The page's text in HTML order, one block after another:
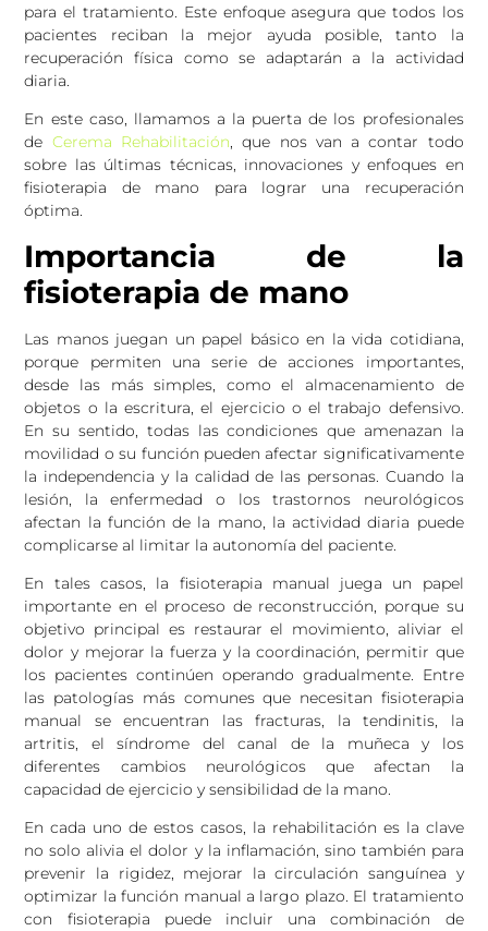
para el tratamiento. Este enfoque asegura que todos los
pacientes reciban la mejor ayuda posible, tanto la
recuperación física como se adaptarán a la actividad
diaria.
En este caso, llamamos a la puerta de los profesionales
de Cerema Rehabilitación, que nos van a contar todo
sobre las últimas técnicas, innovaciones y enfoques en
fisioterapia de mano para lograr una recuperación
óptima.
Importancia de la
fisioterapia de mano
Las manos juegan un papel básico en la vida cotidiana,
porque permiten una serie de acciones importantes,
desde las más simples, como el almacenamiento de
objetos o la escritura, el ejercicio o el trabajo defensivo.
En su sentido, todas las condiciones que amenazan la
movilidad o su función pueden afectar significativamente
la independencia y la calidad de las personas. Cuando la
lesión, la enfermedad o los trastornos neurológicos
afectan la función de la mano, la actividad diaria puede
complicarse al limitar la autonomía del paciente.
En tales casos, la fisioterapia manual juega un papel
importante en el proceso de reconstrucción, porque su
objetivo principal es restaurar el movimiento, aliviar el
dolor y mejorar la fuerza y ​​la coordinación, permitir que
los pacientes continúen operando gradualmente. Entre
las patologías más comunes que necesitan fisioterapia
manual se encuentran las fracturas, la tendinitis, la
artritis, el síndrome del canal de la muñeca y los
diferentes cambios neurológicos que afectan la
capacidad de ejercicio y sensibilidad de la mano.
En cada uno de estos casos, la rehabilitación es la clave
no solo alivia el dolor y la inflamación, sino también para
prevenir la rigidez, mejorar la circulación sanguínea y
optimizar la función manual a largo plazo. El tratamiento
con fisioterapia puede incluir una combinación de